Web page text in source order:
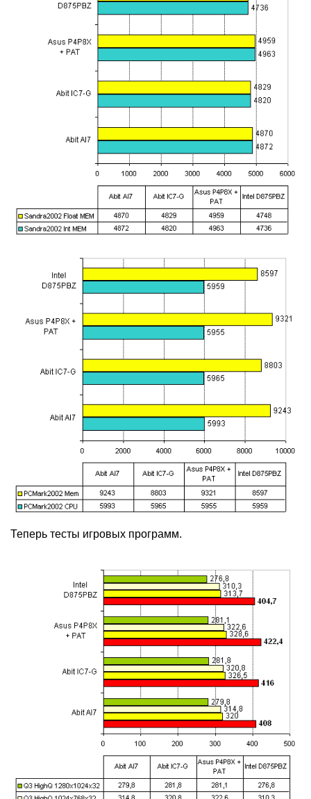
Теперь тесты игровых программ.